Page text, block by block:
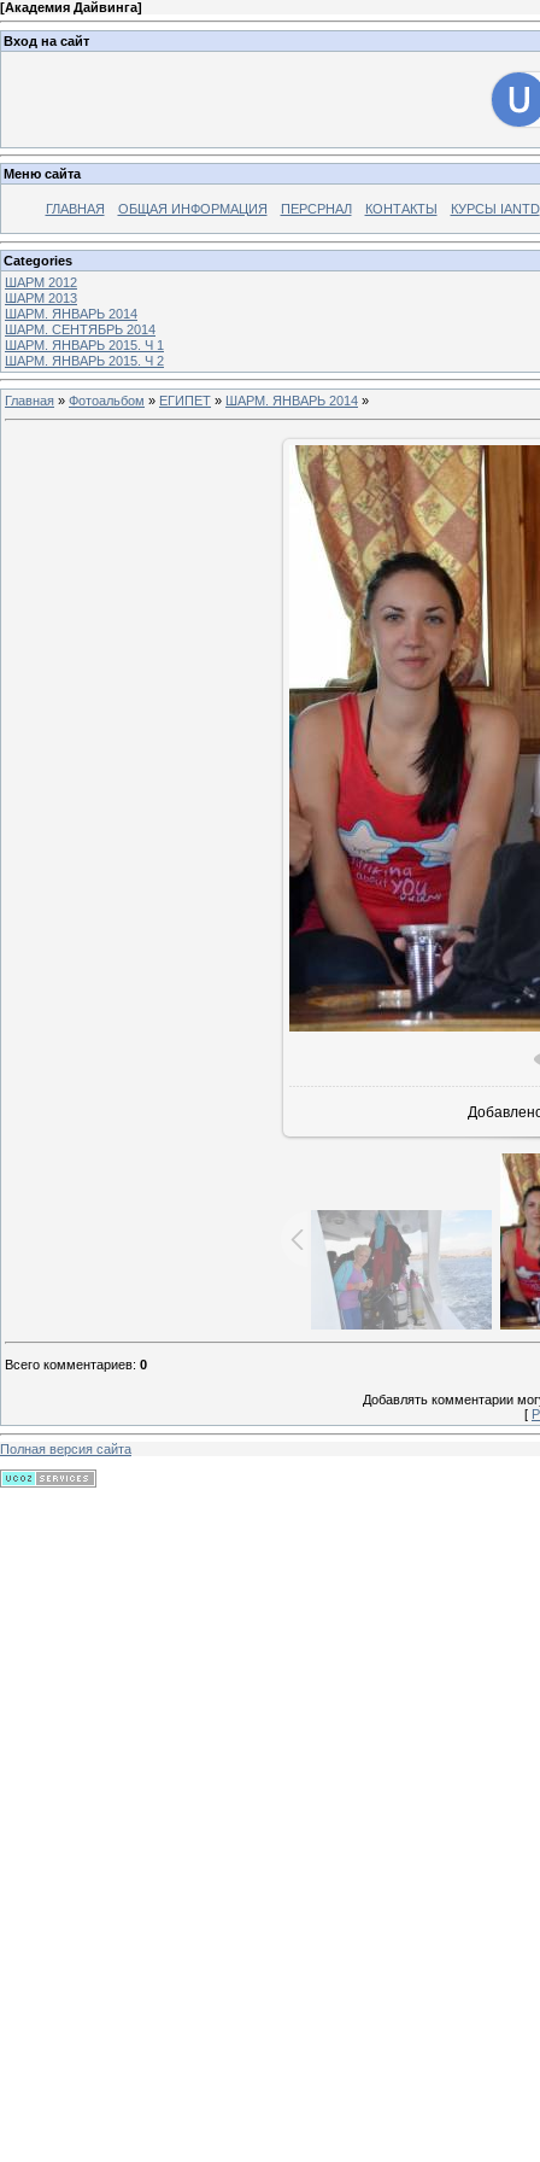
[Академия Дайвинга]
Вход на сайт
Меню сайта
ГЛАВНАЯ ОБЩАЯ ИНФОРМАЦИЯ ПЕРСРНАЛ КОНТАКТЫ КУРСЫ IANTD
Categories
ШАРМ 2012
ШАРМ 2013
ШАРМ. ЯНВАРЬ 2014
ШАРМ. СЕНТЯБРЬ 2014
ШАРМ. ЯНВАРЬ 2015. Ч 1
ШАРМ. ЯНВАРЬ 2015. Ч 2
Главная » Фотоальбом » ЕГИПЕТ » ШАРМ. ЯНВАРЬ 2014 »
В
Всего комментариев: 0
Добавлять комментарии
[
Полная версия сайта